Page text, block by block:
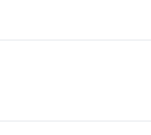
práctica que podrás